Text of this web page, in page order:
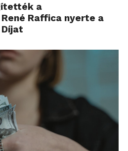
a
Raffica nyerte a
Díjat